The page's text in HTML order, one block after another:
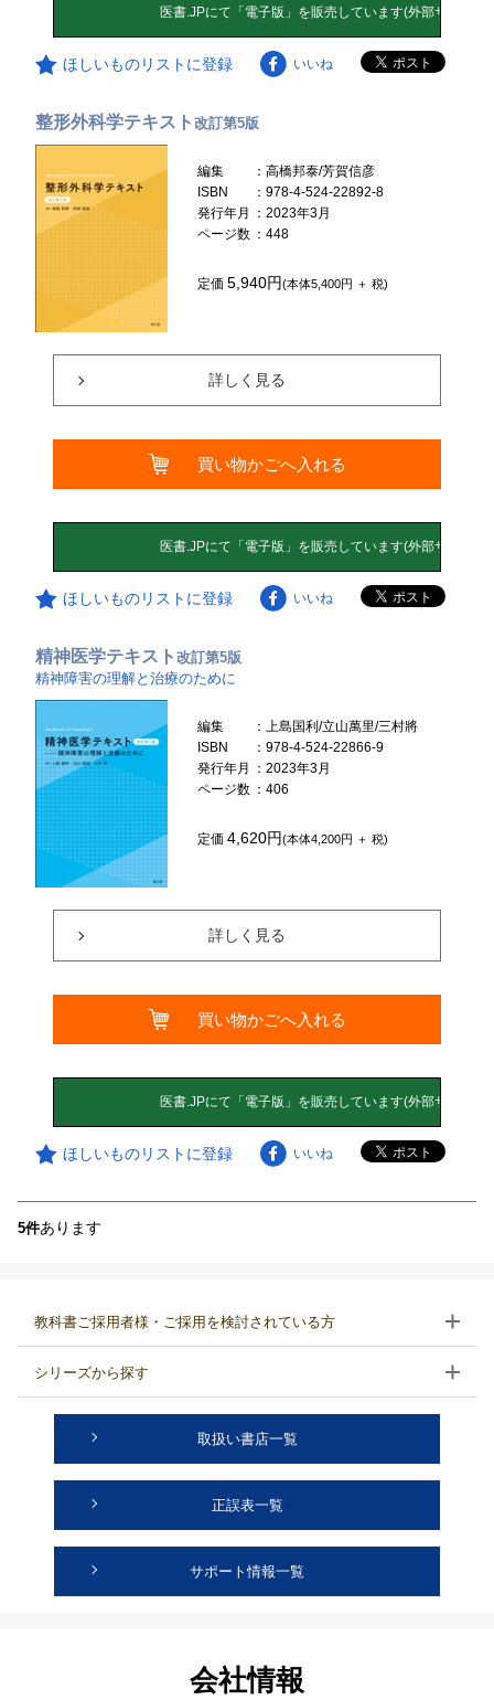
ほしいものリストに登録 いいね
整形外科学テキスト改訂第5版
編集
：高橋邦泰/芳賀信彦
ISBN
：978-4-524-22892-8
発行年月
：2023年3月
ページ数 ：448
定価5,940円(本体5,400円 ＋ 税)
詳しく見る
買い物かごへ入れる
ほしいものリストに登録 いいね
精神医学テキスト改訂第5版
精神障害の理解と治療のために
編集
：上島国利/立山萬里/三村將
ISBN
：978-4-524-22866-9
発行年月
：2023年3月
ページ数 ：406
定価4,620円(本体4,200円 ＋ 税)
詳しく見る
買い物かごへ入れる
ほしいものリストに登録 いいね
5件あります
教科書ご採用者様・ご採用を検討されている方
シリーズから探す
取扱い書店一覧
正誤表一覧
サポート情報一覧
会社情報